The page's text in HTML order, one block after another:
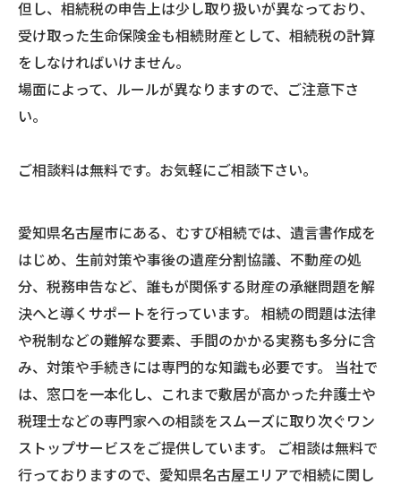
但し、相続税の申告上は少し取り扱いが異なっており、
受け取った生命保険金も相続財産として、相続税の計算
をしなければいけません。
場面によって、ルールが異なりますので、ご注意下さ
い。
ご相談料は無料です。お気軽にご相談下さい。
愛知県名古屋市にある、むすび相続では、遺言書作成を
はじめ、生前対策や事後の遺産分割協議、不動産の処
分、税務申告など、誰もが関係する財産の承継問題を解
決へと導くサポートを行っています。 相続の問題は法律
や税制などの難解な要素、手間のかかる実務も多分に含
み、対策や手続きには専門的な知識も必要です。 当社で
は、窓口を一本化し、これまで敷居が高かった弁護士や
税理士などの専門家への相談をスムーズに取り次ぐワン
ストップサービスをご提供しています。 ご相談は無料で
行っておりますので、愛知県名古屋エリアで相続に関し